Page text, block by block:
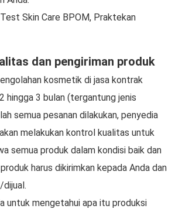
Skin Care BPOM, Praktekan
dan pengiriman produk
kosmetik di jasa kontrak
hingga 3 bulan (tergantung jenis
semua pesanan dilakukan, penyedia
melakukan kontrol kualitas untuk
semua produk dalam kondisi baik dan
harus dikirimkan kepada Anda dan
dijual.
untuk mengetahui apa itu produksi